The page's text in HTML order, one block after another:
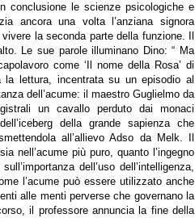
conclusione le scienze psicologiche e
ancora una volta l’anziana signora
la seconda parte della funzione. Il
Le sue parole illuminano Dino: “ Ma
come ‘Il nome della Rosa’ di
la lettura, incentrata su un episodio al
dell’acume: il maestro Guglielmo da
un cavallo perduto dai monaci
della grande sapienza che
all’allievo Adso da Melk. Il
nell’acume più puro, quanto l’ingegno
dell’uso dell’intelligenza,
l’acume può essere utilizzato anche
alle menti perverse che governano la
il professore annuncia la fine della